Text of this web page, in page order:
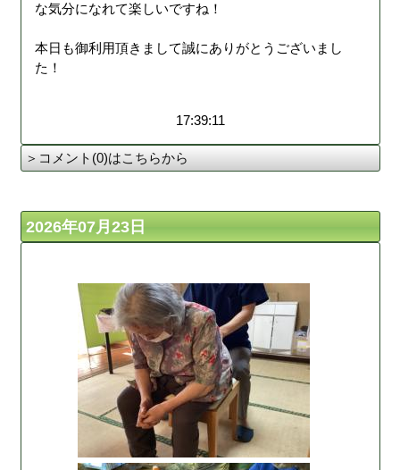
な気分になれて楽しいですね！
本日も御利用頂きまして誠にありがとうございまし
た！
17:39:11
＞コメント(0)はこちらから
2026年07月23日